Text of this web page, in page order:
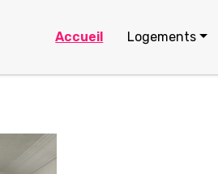
Accueil Logements